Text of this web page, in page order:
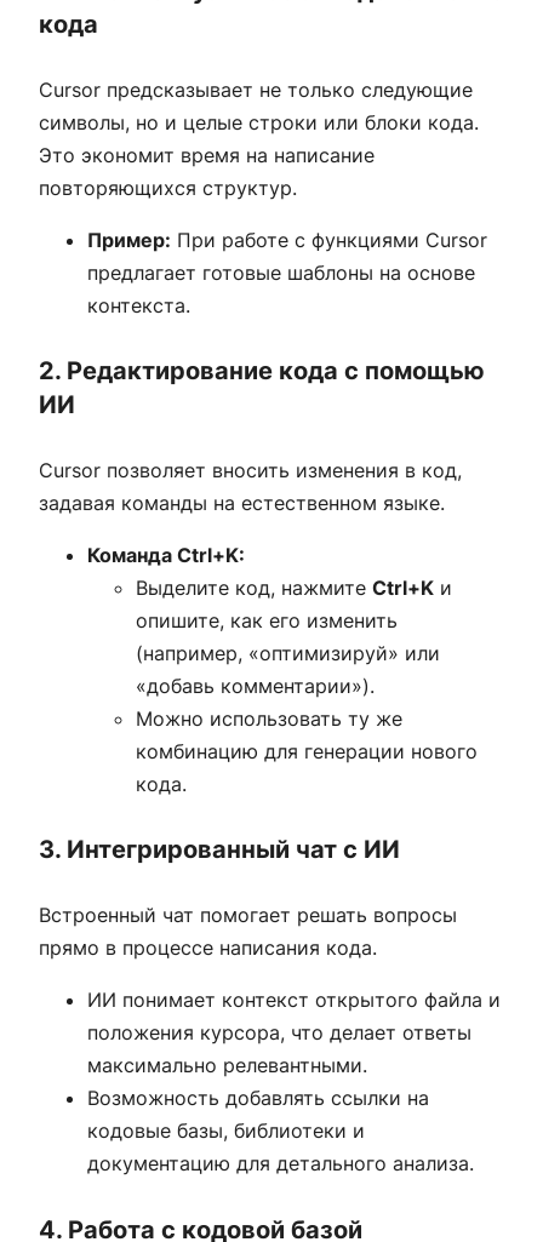
кода
Cursor предсказывает не только следующие
символы, но и целые строки или блоки кода.
Это экономит время на написание
повторяющихся структур.
Пример: При работе с функциями Cursor
предлагает готовые шаблоны на основе
контекста.
2. Редактирование кода с помощью
ИИ
Cursor позволяет вносить изменения в код,
задавая команды на естественном языке.
Команда Ctrl+K:
Выделите код, нажмите Ctrl+K и
опишите, как его изменить
(например, «оптимизируй» или
«добавь комментарии»).
Можно использовать ту же
комбинацию для генерации нового
кода.
3. Интегрированный чат с ИИ
Встроенный чат помогает решать вопросы
прямо в процессе написания кода.
ИИ понимает контекст открытого файла и
положения курсора, что делает ответы
максимально релевантными.
Возможность добавлять ссылки на
кодовые базы, библиотеки и
документацию для детального анализа.
4. Работа с кодовой базой